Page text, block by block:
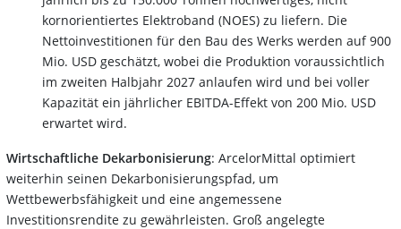
kornorientiertes Elektroband (NOES) zu liefern. Die
Nettoinvestitionen für den Bau des Werks werden auf 900
Mio. USD geschätzt, wobei die Produktion voraussichtlich
im zweiten Halbjahr 2027 anlaufen wird und bei voller
Kapazität ein jährlicher EBITDA-Effekt von 200 Mio. USD
erwartet wird.
Wirtschaftliche Dekarbonisierung: ArcelorMittal optimiert
weiterhin seinen Dekarbonisierungspfad, um
Wettbewerbsfähigkeit und eine angemessene
Investitionsrendite zu gewährleisten. Groß angelegte